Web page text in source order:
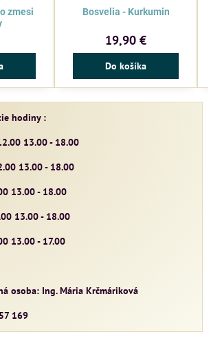
zmesi
Bosvelia - Kurkumin
19,90 €
Do košíka
hodiny :
13.00 - 18.00
13.00 - 18.00
13.00 - 18.00
13.00 - 18.00
13.00 - 17.00
osoba: Ing. Mária Krčmáriková
169